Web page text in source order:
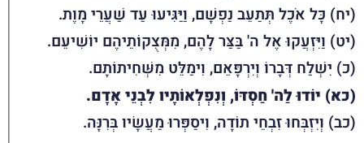
(יח) כָּל אֹכֶל תְּתַעֵב נַפְשָׁם, וַיַּגִּיעוּ עַד שַׁעֲרֵי מָוֶת.
(יט) וַיִּזְעֲקוּ אֶל ה' בַּצַּר לָהֶם, מִמְּצֻקוֹתֵיהֶם יוֹשִׁיעֵם.
(כ) יִשְׁלַח דְּבָרוֹ וְיִרְפָּאֵם, וִימַלֵּט מִשְּׁחִיתוֹתָם.
(כא) יוֹדוּ לַה' חַסְדּוֹ, וְנִפְלְאוֹתָיו לִבְנֵי אָדָם.
(כב) וְיִזְבְּחוּ זִבְחֵי תוֹדָה, וִיסַפְּרוּ מַעֲשָׂיו בְּרִנָּה.